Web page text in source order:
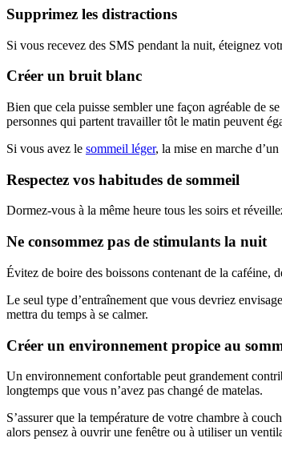
Supprimez les distractions
Si vous recevez des SMS pendant la nuit, éteignez
Créer un bruit blanc
Bien que cela puisse sembler une façon agréable de
personnes qui partent travailler tôt le matin peuvent
Si vous avez le sommeil léger, la mise en marche
Respectez vos habitudes de sommeil
Dormez-vous à la même heure tous les soirs et
Ne consommez pas de stimulants la nuit
Évitez de boire des boissons contenant de la caféine,
Le seul type d’entraînement que vous devriez
mettra du temps à se calmer.
Créer un environnement propice au
Un environnement confortable peut grandement
longtemps que vous n’avez pas changé de matelas.
S’assurer que la température de votre chambre à
alors pensez à ouvrir une fenêtre ou à utiliser un